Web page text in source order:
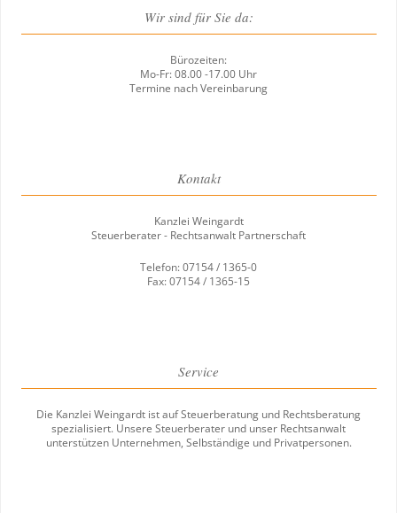
Wir sind für Sie da:
Bürozeiten:
Mo-Fr: 08.00 -17.00 Uhr
Termine nach Vereinbarung
Kontakt
Kanzlei Weingardt
Steuerberater - Rechtsanwalt Partnerschaft
Telefon: 07154 / 1365-0
Fax: 07154 / 1365-15
Service
Die Kanzlei Weingardt ist auf Steuerberatung und Rechtsberatung
spezialisiert. Unsere Steuerberater und unser Rechtsanwalt
unterstützen Unternehmen, Selbständige und Privatpersonen.